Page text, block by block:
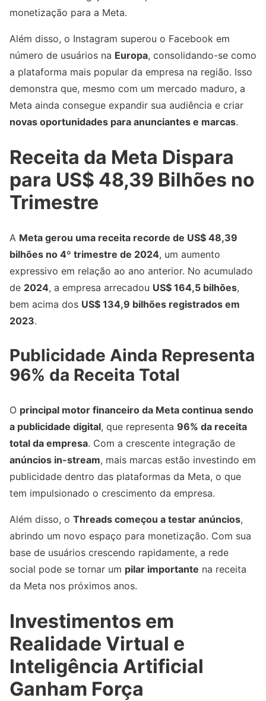
monetização para a Meta.
Além disso, o Instagram superou o Facebook em
número de usuários na Europa, consolidando-se como
a plataforma mais popular da empresa na região. Isso
demonstra que, mesmo com um mercado maduro, a
Meta ainda consegue expandir sua audiência e criar
novas oportunidades para anunciantes e marcas.
Receita da Meta Dispara
para US$ 48,39 Bilhões no
Trimestre
A Meta gerou uma receita recorde de US$ 48,39
bilhões no 4º trimestre de 2024, um aumento
expressivo em relação ao ano anterior. No acumulado
de 2024, a empresa arrecadou US$ 164,5 bilhões,
bem acima dos US$ 134,9 bilhões registrados em
2023.
Publicidade Ainda Representa
96% da Receita Total
O principal motor financeiro da Meta continua sendo
a publicidade digital, que representa 96% da receita
total da empresa. Com a crescente integração de
anúncios in-stream, mais marcas estão investindo em
publicidade dentro das plataformas da Meta, o que
tem impulsionado o crescimento da empresa.
Além disso, o Threads começou a testar anúncios,
abrindo um novo espaço para monetização. Com sua
base de usuários crescendo rapidamente, a rede
social pode se tornar um pilar importante na receita
da Meta nos próximos anos.
Investimentos em
Realidade Virtual e
Inteligência Artificial
Ganham Força